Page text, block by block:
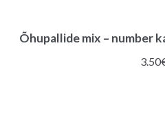
Õhupallide mix – number
3.50